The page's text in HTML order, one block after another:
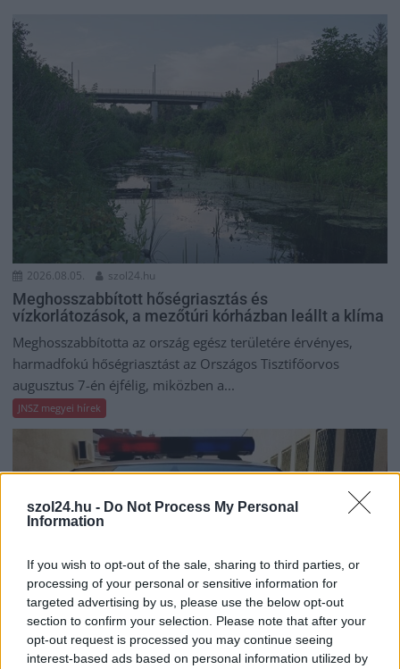
szol24.hu - Do Not Process My Personal
Information
If you wish to opt-out of the sale, sharing to third parties, or
processing of your personal or sensitive information for
targeted advertising by us, please use the below opt-out
section to confirm your selection. Please note that after your
opt-out request is processed you may continue seeing
interest-based ads based on personal information utilized by
2026.08.05. szol24.hu
Meghosszabbított hőségriasztás és
vízkorlátozások, a mezőtúri kórházban leállt a klíma
Meghosszabbította az ország egész területére érvényes,
harmadfokú hőségriasztást az Országos Tisztifőorvos
augusztus 7-én éjfélig, miközben a...
JNSZ megyei hírek